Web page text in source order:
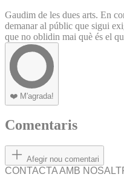
Gaudim de les dues arts. En
demanar al públic que sigui
que no oblidin mai què és el
❤️ M'agrada!
Comentaris
Afegir nou comentari
CONTACTA AMB